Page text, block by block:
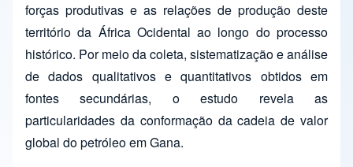
forças produtivas e as relações de produção deste
território da África Ocidental ao longo do processo
histórico. Por meio da coleta, sistematização e análise
de dados qualitativos e quantitativos obtidos em
fontes secundárias, o estudo revela as
particularidades da conformação da cadeia de valor
global do petróleo em Gana.